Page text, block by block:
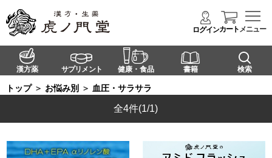
ログインカートメニュー
漢方薬 サプリメント 健康・食品 書籍 検索
トップ ＞ お悩み別 ＞ 血圧・サラサラ
全4件(1/1)